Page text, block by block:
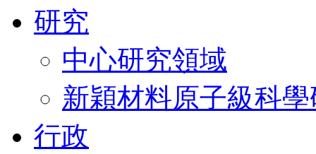
研究
中心研究領域
新穎材料原子級科
行政